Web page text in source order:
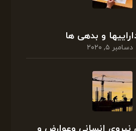
و بدهی ها
دسامبر ۵, ۲۰۲۰